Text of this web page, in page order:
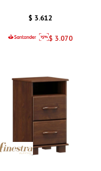
$ 3.612
$ 3.070